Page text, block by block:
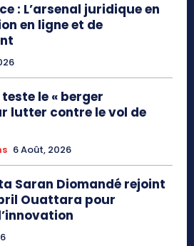
: L’arsenal juridique en
en ligne et de
teste le « berger
lutter contre le vol de
6 Août, 2026
Saran Diomandé rejoint
Ouattara pour